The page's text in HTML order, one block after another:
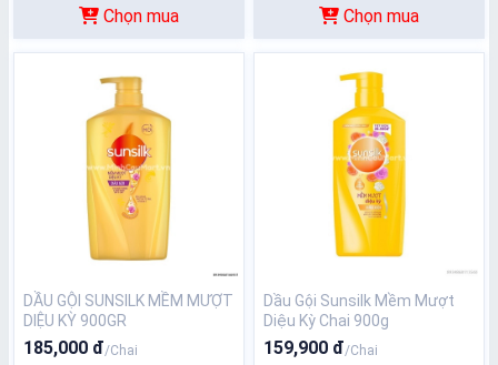
Chọn mua Chọn mua
DẦU GỘI SUNSILK MỀM MƯỢT
DIỆU KỲ 900GR
185,000 đ/Chai
Dầu Gội Sunsilk Mềm Mượt
Diệu Kỳ Chai 900g
159,900 đ/Chai